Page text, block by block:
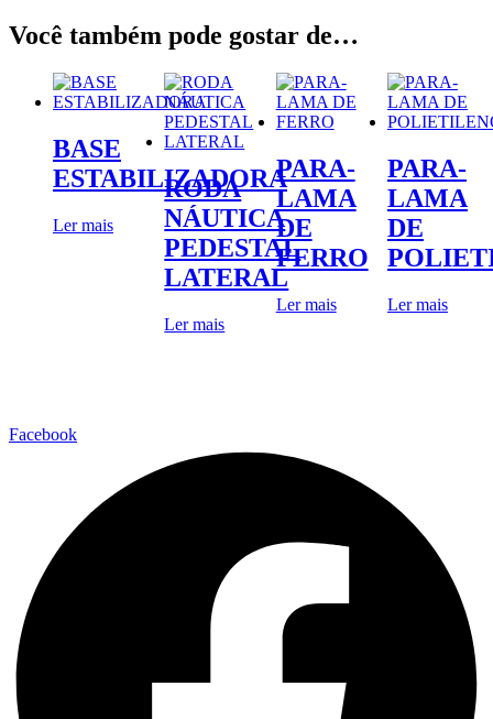
Você também pode gostar de…
BASE
ESTABILIZADORA
Ler mais
RODA
NÁUTICA
PEDESTAL
LATERAL
Ler mais
PARA-
LAMA
DE
FERRO
Ler mais
PARA-
LAMA
DE
Ler mais
Facebook